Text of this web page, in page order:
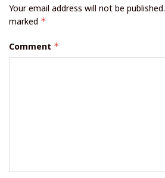
Your email address will not be published.
marked *
Comment *